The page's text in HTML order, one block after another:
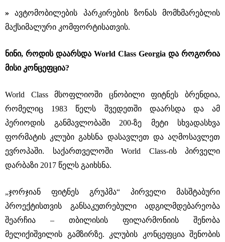
» ავტომობილების პარკირების ზონას მომხმარებლის
მაქსიმალური კომფორტისათვის.
ნინი, როდის დაარსდა World Class Georgia და როგორია
მისი კონცეფცია?
World Class მსოფლიოში ცნობილი ფიტნეს ბრენდია,
რომელიც 1983 წელს შვედეთში დაარსდა და ამ
პერიოდის განმავლობაში 200-ზე მეტი სხვადასხვა
ფორმატის კლუბი გახსნა დასავლეთ და აღმოსავლეთ
ევროპაში. საქართველოში World Class-ის პირველი
დარბაზი 2017 წელს გაიხსნა.
„ჯორჯიან ფიტნეს გრუპმა“ პირველი მასშტაბური
პროექტისთვის განსაკუთრებული ადგილმდებარეობა
შეარჩია – თბილისის ფილარმონიის შენობა
მელიქიშვილის გამზირზე. კლუბის კონცეფცია შენობის